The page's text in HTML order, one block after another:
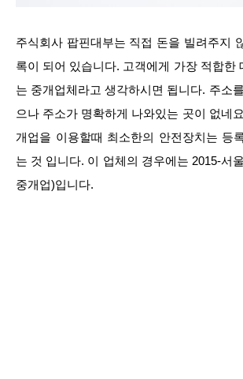
주식회사 팝핀대부는 직접 돈을 빌려주지
록이 되어 있습니다. 고객에게 가장 적합한
는 중개업체라고 생각하시면 됩니다. 주소
으나 주소가 명확하게 나와있는 곳이 없네
개업을 이용할때 최소한의 안전장치는 등
는 것 입니다. 이 업체의 경우에는 2015-서
중개업)입니다.